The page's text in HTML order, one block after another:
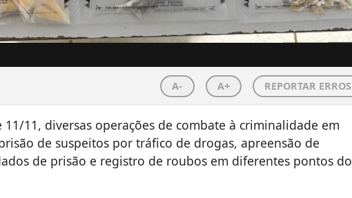
A- A+ REPORTAR ERROS
11, diversas operações de combate à criminalidade em
de suspeitos por tráfico de drogas, apreensão de
de prisão e registro de roubos em diferentes pontos do